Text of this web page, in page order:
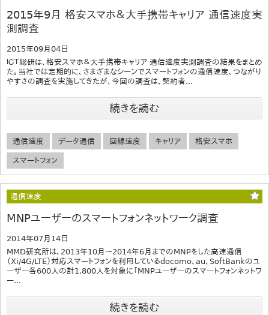
2015年9月 格安スマホ＆大手携帯キャリア 通信速度実
測調査
2015年09月04日
ＩＣＴ総研は、格安スマホ＆大手携帯キャリア 通信速度実測調査の結果をまとめ
た。当社では定期的に、さまざまなシーンでスマートフォンの通信速度、つながり
やすさの調査を実施してきたが、今回の調査は、契約者...
続きを読む
通信速度 データ通信 回線速度 キャリア 格安スマホ
スマートフォン
通信速度
MNPユーザーのスマートフォンネットワーク調査
2014年07月14日
MMD研究所は、2013年10月～2014年6月までのMNPをした高速通信
（Xi/4G/LTE）対応スマートフォンを利用しているdocomo、au、SoftBankのユ
ーザー各600人の計1,800人を対象に「MNPユーザーのスマートフォンネットワ
ー...
続きを読む